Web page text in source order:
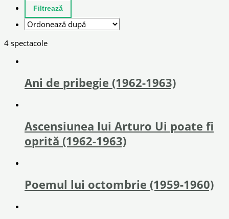
4 spectacole
Ani de pribegie (1962-1963)
Ascensiunea lui Arturo Ui poate fi
oprită (1962-1963)
Poemul lui octombrie (1959-1960)